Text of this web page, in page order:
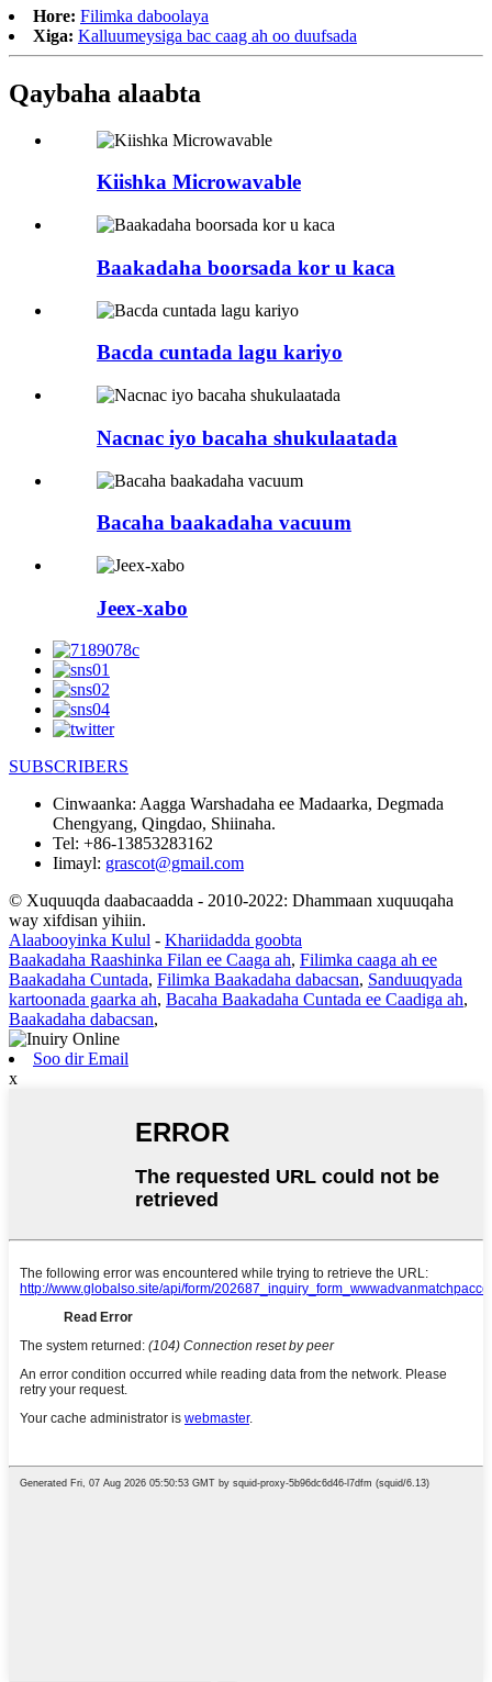
Hore: Filimka daboolaya
Xiga: Kalluumeysiga bac caag ah oo duufsada
Qaybaha alaabta
Kiishka Microwavable
Baakadaha boorsada kor u kaca
Bacda cuntada lagu kariyo
Nacnac iyo bacaha shukulaatada
Bacaha baakadaha vacuum
Jeex-xabo
SUBSCRIBERS
Cinwaanka: Aagga Warshadaha ee Madaarka, Degmada
Chengyang, Qingdao, Shiinaha.
Tel: +86-13853283162
Iimayl: grascot@gmail.com
© Xuquuqda daabacaadda - 2010-2022: Dhammaan xuquuqaha
way xifdisan yihiin.
Alaabooyinka Kulul - Khariidadda goobta
Baakadaha Raashinka Filan ee Caaga ah, Filimka caaga ah ee
Baakadaha Cuntada, Filimka Baakadaha dabacsan, Sanduuqyada
kartoonada gaarka ah, Bacaha Baakadaha Cuntada ee Caadiga ah,
Baakadaha dabacsan,
Soo dir Email
x